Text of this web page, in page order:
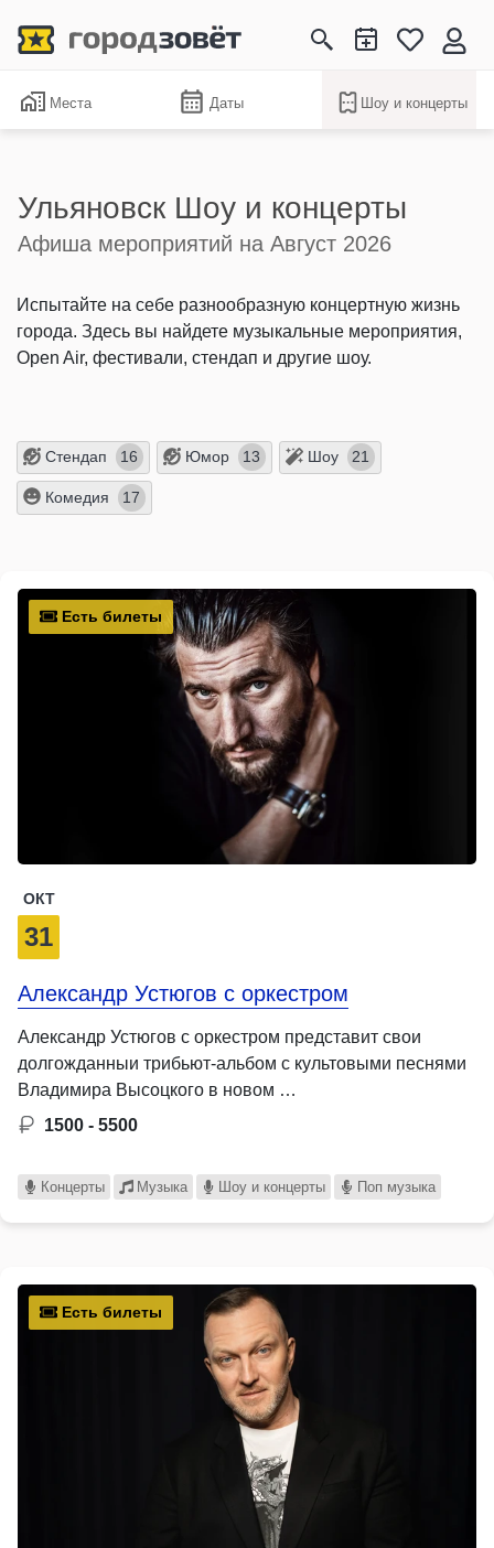
Места Даты Шоу и концерты
Ульяновск Шоу и концерты
Афиша мероприятий на Август 2026
Испытайте на себе разнообразную концертную жизнь
города. Здесь вы найдете музыкальные мероприятия,
Open Air, фестивали, стендап и другие шоу.
16
Стендап 13
Юмор 21
Шоу
17
Комедия
Есть билеты
ОКТ
31
Александр Устюгов с оркестром
Александр Устюгов с оркестром представит свои
долгожданныи трибьют-альбом с культовыми песнями
Владимира Высоцкого в новом …
1500 - 5500
Концерты Музыка Шоу и концерты Поп музыка
Есть билеты